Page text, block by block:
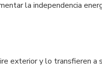
la independencia
exterior y lo transfieren a